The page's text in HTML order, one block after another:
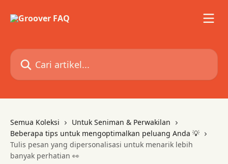
Cari artikel...
Semua Koleksi
Untuk Seniman & Perwakilan
Beberapa tips untuk mengoptimalkan peluang Anda 💡
Tulis pesan yang dipersonalisasi untuk menarik lebih
banyak perhatian 👀